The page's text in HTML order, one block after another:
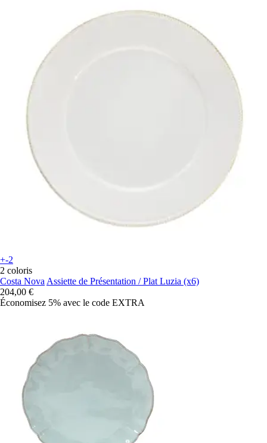
+-2
2 coloris
Costa Nova Assiette de Présentation / Plat Luzia (x6)
204,00 €
Économisez 5% avec le code EXTRA